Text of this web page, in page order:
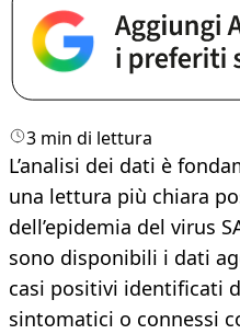
3 min di lettura
L’analisi dei dati è
una lettura più chiara
dell’epidemia del virus
sono disponibili i dati
casi positivi identificati
sintomatici o connessi